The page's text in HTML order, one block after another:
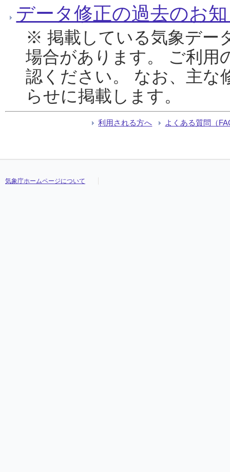
データ修正の過去のお
※ 掲載している気象デー
場合があります。 ご利用
認ください。 なお、主な
らせに掲載します。
利用される方へ よくある質問（
気象庁ホームページについて